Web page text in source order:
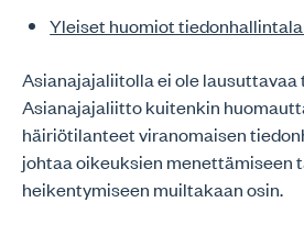
Yleiset huomiot
Asianajajaliitolla ei ole lausuttavaa
Asianajajaliitto kuitenkin
häiriötilanteet viranomaisen
johtaa oikeuksien menettämiseen
heikentymiseen muiltakaan osin.